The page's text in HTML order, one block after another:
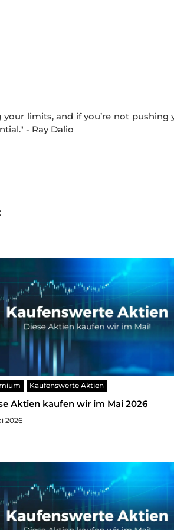
your limits, and if you’re not pushing
- Ray Dalio
Kaufenswerte Aktien
Aktien kaufen wir im Mai 2026
2026